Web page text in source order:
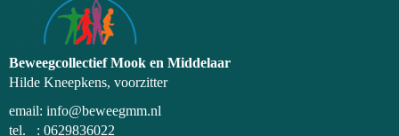
Beweegcollectief Mook en Middelaar
Hilde Kneepkens, voorzitter
email: info@beweegmm.nl
tel. : 0629836022